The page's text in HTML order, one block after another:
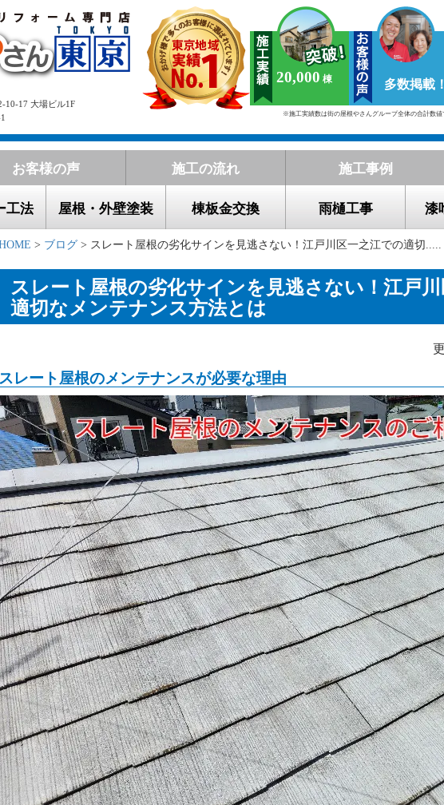
10-17 大場ビル1F
20,000 多数掲載！
※施工実績数は街の屋根やさんグループ全体の合計数値
お客様の声 施工の流れ 施工事例
工法 屋根・外壁塗装 棟板金交換 雨樋工事 漆
> ブログ > スレート屋根の劣化サインを見逃さない！江戸川区一之江での適切.....
スレート屋根の劣化サインを見逃さない！江戸
適切なメンテナンス方法とは
スレート屋根のメンテナンスが必要な理由